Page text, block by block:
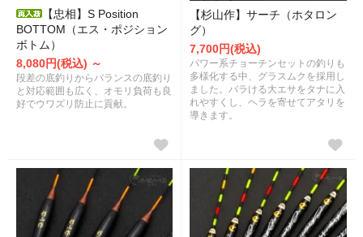
【忠相】S Position
BOTTOM（エス・ポジション
ボトム）
8,080円(税込) ～
段差の底釣りからバランスの底釣り
と対応範囲も広く、オモリ負荷も良
好でウワズリ防止に貢献。
【杉山作】サーチ（ホタロン
グ）
7,700円(税込)
パワー系チョーチンセットの釣りも
多様化する中、グラスムクを採用し
ました。バラける大エサをタナに入
れやすくし、ヘラを寄せてアタリを
導きます。